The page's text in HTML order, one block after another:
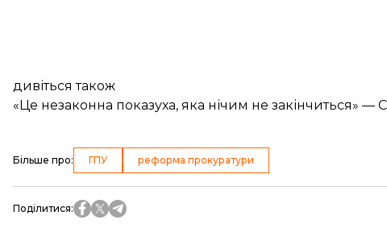
дивіться також
«Це незаконна показуха, яка нічим не закінчиться»
Більше про: ГПУ реформа прокуратури
Поділитися: